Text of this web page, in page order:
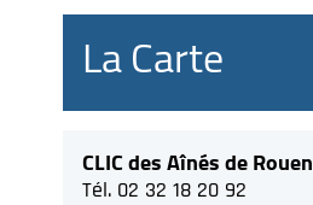
La Carte
CLIC des Aînés de Rouen
Tél. 02 32 18 20 92